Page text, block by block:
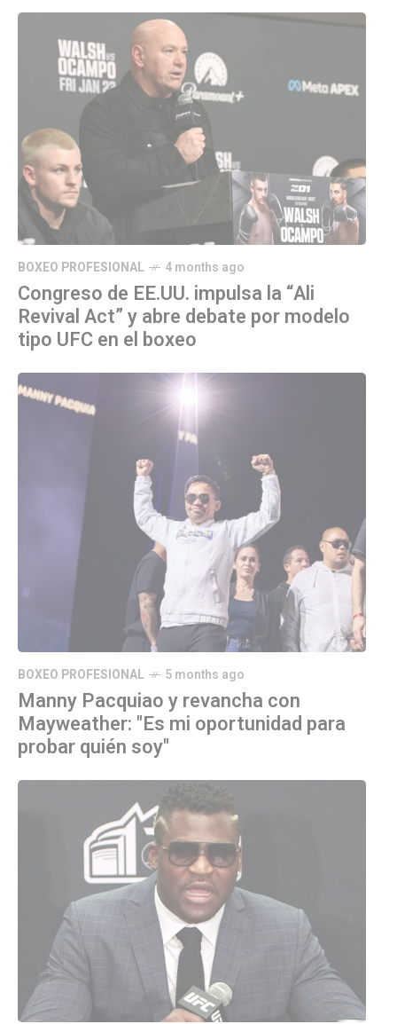
BOXEO PROFESIONAL 4 months ago
Congreso de EE.UU. impulsa la “Ali
Revival Act” y abre debate por modelo
tipo UFC en el boxeo
BOXEO PROFESIONAL 5 months ago
Manny Pacquiao y revancha con
Mayweather: "Es mi oportunidad para
probar quién soy"